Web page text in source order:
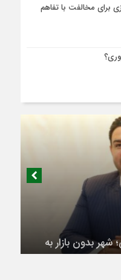
برای مخالفت با تفاهم
بدون بازار به